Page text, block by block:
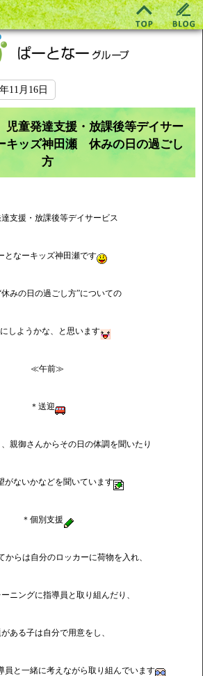
11月16日
童発達支援・放課後等デイサー
キッズ神田瀬 休みの日の過ごし
方
達支援・放課後等デイサービス
となーキッズ神田瀬です
休みの日の過ごし方”についての
しようかな、と思います
≪午前≫
＊送迎
親御さんからその日の体調を聞いたり
がないかなどを聞いています
＊個別支援
からは自分のロッカーに荷物を入れ、
ニングに指導員と取り組んだり、
ある子は自分で用意をし、
員と一緒に考えながら取り組んでいます